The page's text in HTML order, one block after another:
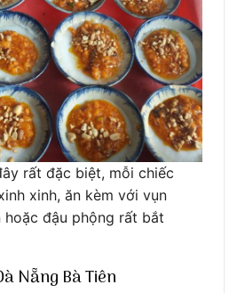
rất đặc biệt, mỗi chiếc
xinh, ăn kèm với vụn
hoặc đậu phộng rất bắt
Nẵng Bà Tiên